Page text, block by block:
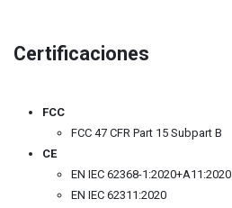
Certificaciones
FCC
FCC 47 CFR Part 15 Subpart B
CE
EN IEC 62368-1:2020+A11:2020
EN IEC 62311:2020